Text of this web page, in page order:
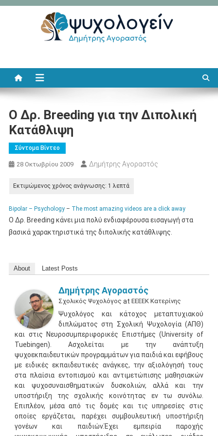
Μεταπηδήστε
Ο Δρ. Breeding για την Διπολική
Κατάθλιψη
Σύντομα Βίντεο
28 Οκτωβρίου 2009 Δημήτρης Αγοραστός
Bipolar – Psychology– The most amazing videos are a click away
O Δρ. Breeding κάνει μια πολύ ενδιαφέρουσα εισαγωγή στα
βασικά χαρακτηριστικά της διπολικής κατάθλιψης.
About Latest Posts
Δημήτρης Αγοραστός
Σχολικός Ψυχολόγος at ΕΕΕΕΚ Κατερίνης
Ψυχολόγος και κάτοχος μεταπτυχιακού
διπλώματος στη Σχολική Ψυχολογία (ΑΠΘ)
και στις Νευροσυμπεριφορικές Επιστήμες (University of
Tuebingen). Ασχολείται με την ανάπτυξη
ψυχοεκπαιδευτικών προγραμμάτων για παιδιά και εφήβους
με ειδικές εκπαιδευτικές ανάγκες, την αξιολόγησή τους
στα πλαίσια εντοπισμού και αντιμετώπισης μαθησιακών
και ψυχοσυναισθηματικών δυσκολιών, αλλά και την
υποστήριξη της σχολικής κοινότητας εν τω συνόλω.
Επιπλέον, μέσα από τις δομές και τις υπηρεσίες στις
οποίες εργάζεται, παρέχει συμβουλευτική υποστήριξη
γονέων και παιδιών.Έχει εμπειρία παροχής